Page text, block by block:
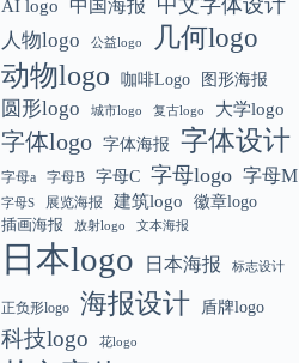
AI logo 中国海报 中文字体设计
人物logo 公益logo
几何logo
动物logo
咖啡Logo 图形海报
圆形logo 城市logo 复古logo 大学logo
字体logo 字体海报 字体设计
字母a 字母B 字母C 字母logo 字母M
字母S 展览海报 建筑logo 徽章logo
插画海报 放射logo 文本海报
日本logo 日本海报 标志设计
正负形logo 海报设计 盾牌logo
科技logo 花logo